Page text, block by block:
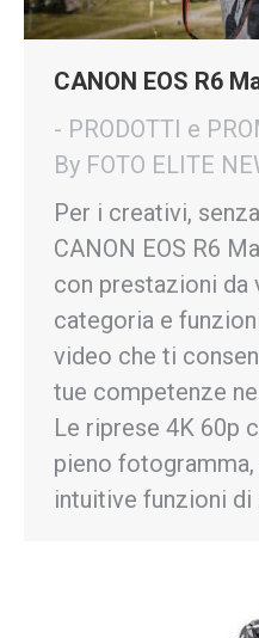
CANON EOS R6
- PRODOTTI e
By FOTO ELITE
Per i creativi,
CANON EOS R6
con prestazioni da
categoria e
video che ti
tue competenze
Le riprese 4K 60p
pieno
intuitive funzioni di